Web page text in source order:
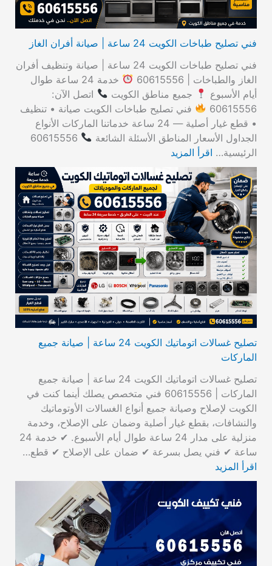
فني تصليح طباخات الكويت 24 ساعة | صيانة أفران الغاز
فني تصليح طباخات الكويت 24 ساعة | صيانة وتنظيف أفران
الغاز والطباخات | 60615556
خدمة 24 ساعة طوال
أيام الأسبوع
جميع مناطق الكويت
اتصل الآن:
60615556
فني تصليح طباخات الكويت صيانة • تنظيف
• قطع غيار أصلية — 24 ساعة خدماتنا الماركات الأنواع
الجداول الأسعار المناطق الأسئلة الشائعة
60615556
الرئيسية… اقرأ المزيد
تصليح غسالات اتوماتيك الكويت 24 ساعة | صيانة جميع
الماركات
تصليح غسالات اتوماتيك الكويت 24 ساعة | صيانة جميع
الماركات | 60615556 فني متخصص يصلك أينما كنت في
الكويت لإصلاح وصيانة جميع أنواع الغسالات الأوتوماتيك
والنشافات، بقطع غيار أصلية وضمان على الإصلاح، وخدمة
منزلية على مدار 24 ساعة طوال أيام الأسبوع. ✔ خدمة 24
ساعة ✔ فني يصل بسرعة ✔ ضمان على الإصلاح ✔ قطع…
اقرأ المزيد